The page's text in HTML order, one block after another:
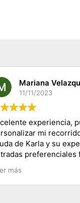
Mariana
11/11/2023
experiencia,
mi
de Karla y su
preferenciales
mejor te ahorras las
tips y
visitados. Es
más